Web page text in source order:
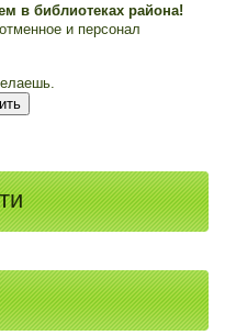
в библиотеках района!
и персонал